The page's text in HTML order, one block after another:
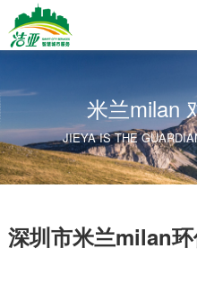
米兰milan
JIEYA IS THE
深圳市米兰milan